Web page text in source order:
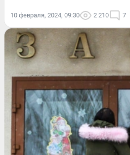
10 февраля, 2024, 09:30 2 210 7